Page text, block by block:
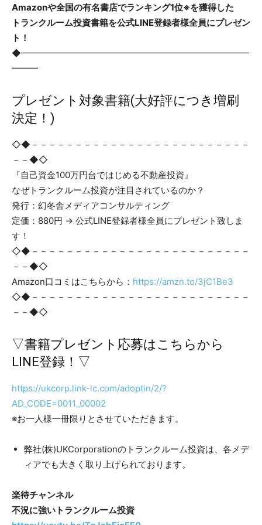
Amazonや全国の有名書店でランキング1位※を獲得した
トランクルーム投資書籍を公式LINE登録者様全員にプレゼン
ト！
◆━━━━━━━━━━━━━━━━━━━━━━━━━━
━━━
プレゼント対象書籍(大好評につき増刷
決定！)
◇◆－－－－－－－－－－－－－－－－－－－－－－－－－
－－◆◇
『自己資金100万円台ではじめる不動産投資』
なぜトランクルーム投資が注目されているのか？
発行：幻冬舎メディアコンサルティング
定価：880円 → 公式LINE登録者様全員にプレゼント致しま
す！
◇◆－－－－－－－－－－－－－－－－－－－－－－－－－
－－◆◇
Amazon口コミはこちらから： https://amzn.to/3jC1Be3
◇◆－－－－－－－－－－－－－－－－－－－－－－－－－
－－◆◇
▽書籍プレゼント応募はこちらから
LINE登録！▽
https://ukcorp.link-lc.com/adoptin/2/?
AD_CODE=0011_00002
※お一人様一冊限りとさせていただきます。
弊社(株)UKCorporationのトランクルーム投資は、各メデ
ィアでも大きく取り上げられております。
楽待チャンネル
不況に強いトランクルーム投資